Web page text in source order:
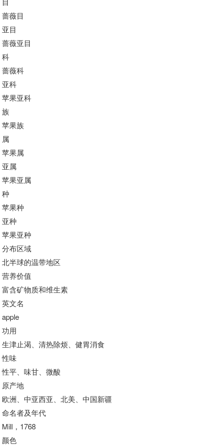
蔷薇目
亚目
蔷薇亚目
科
蔷薇科
亚科
苹果亚科
族
苹果族
属
苹果属
亚属
苹果亚属
种
苹果种
亚种
苹果亚种
分布区域
北半球的温带地区
营养价值
富含矿物质和维生素
英文名
apple
功用
生津止渴、清热除烦、健胃消食
性味
性平、味甘、微酸
原产地
欧洲、中亚西亚、北美、中国新疆
命名者及年代
Mill，1768
颜色